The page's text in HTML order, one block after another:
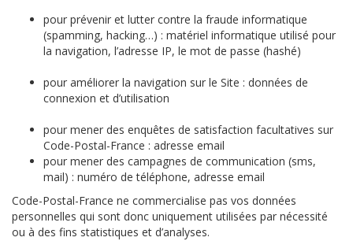
pour prévenir et lutter contre la fraude informatique
(spamming, hacking…) : matériel informatique utilisé pour
la navigation, l’adresse IP, le mot de passe (hashé)
pour améliorer la navigation sur le Site : données de
connexion et d’utilisation
pour mener des enquêtes de satisfaction facultatives sur
Code-Postal-France : adresse email
pour mener des campagnes de communication (sms,
mail) : numéro de téléphone, adresse email
Code-Postal-France ne commercialise pas vos données
personnelles qui sont donc uniquement utilisées par nécessité
ou à des fins statistiques et d’analyses.